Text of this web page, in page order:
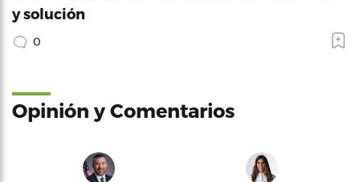
y solución
0
Opinión y Comentarios